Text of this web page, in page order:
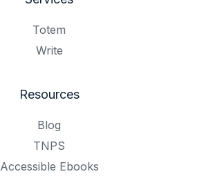
Totem
Write
Resources
Blog
TNPS
Accessible Ebooks